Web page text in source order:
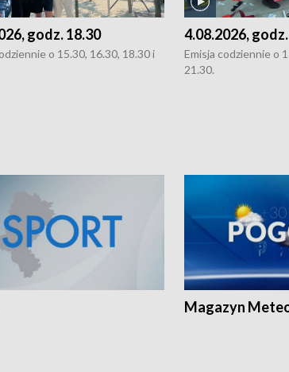
godz. 18.30
o 15.30, 16.30, 18.30 i
4.08.2026,
Emisja codziennie o
21.30.
Magazyn